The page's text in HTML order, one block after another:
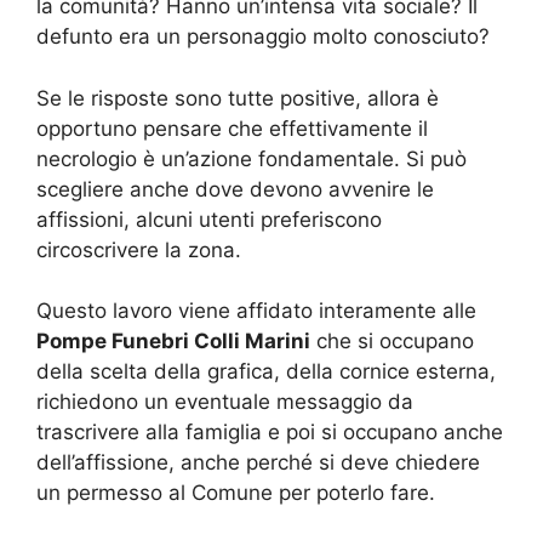
la comunità? Hanno un’intensa vita sociale? Il
defunto era un personaggio molto conosciuto?
Se le risposte sono tutte positive, allora è
opportuno pensare che effettivamente il
necrologio è un’azione fondamentale. Si può
scegliere anche dove devono avvenire le
affissioni, alcuni utenti preferiscono
circoscrivere la zona.
Questo lavoro viene affidato interamente alle
Pompe Funebri Colli Marini che si occupano
della scelta della grafica, della cornice esterna,
richiedono un eventuale messaggio da
trascrivere alla famiglia e poi si occupano anche
dell’affissione, anche perché si deve chiedere
un permesso al Comune per poterlo fare.